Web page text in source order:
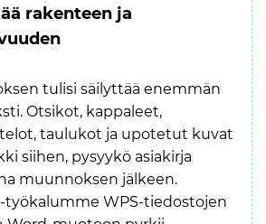
rakenteen ja
tulisi säilyttää enemmän
Otsikot, kappaleet,
taulukot ja upotetut kuvat
siihen, pysyykö asiakirja
muunnoksen jälkeen.
työkalumme WPS-tiedostojen